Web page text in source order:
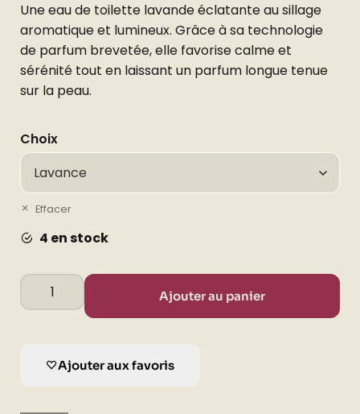
Une eau de toilette lavande éclatante au sillage
aromatique et lumineux. Grâce à sa technologie
de parfum brevetée, elle favorise calme et
sérénité tout en laissant un parfum longue tenue
sur la peau.
Choix
Effacer
4 en stock
Eau
de
Ajouter au panier
Ajouter aux favoris